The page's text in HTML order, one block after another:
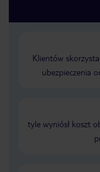
Klientów
ubezpieczenia
tyle wyniósł koszt